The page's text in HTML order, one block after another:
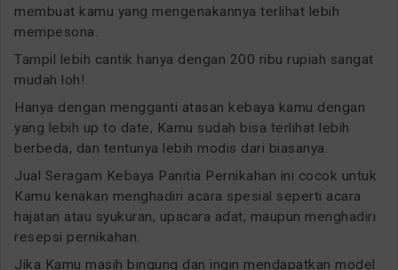
membuat kamu yang mengenakannya terlihat lebih
mempesona.
Tampil lebih cantik hanya dengan 200 ribu rupiah sangat
mudah loh!
Hanya dengan mengganti atasan kebaya kamu dengan
yang lebih up to date, Kamu sudah bisa terlihat lebih
berbeda, dan tentunya lebih modis dari biasanya.
Jual Seragam Kebaya Panitia Pernikahan ini cocok untuk
Kamu kenakan menghadiri acara spesial seperti acara
hajatan atau syukuran, upacara adat, maupun menghadiri
resepsi pernikahan.
Jika Kamu masih bingung dan ingin mendapatkan model